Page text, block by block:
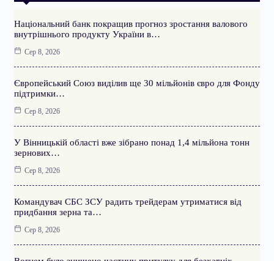
Національний банк покращив прогноз зростання валового
внутрішнього продукту України в…
Сер 8, 2026
Європейський Союз виділив ще 30 мільйонів євро для Фонду
підтримки…
Сер 8, 2026
У Вінницькій області вже зібрано понад 1,4 мільйона тонн
зернових…
Сер 8, 2026
Командувач СБС ЗСУ радить трейдерам утриматися від
придбання зерна та…
Сер 8, 2026